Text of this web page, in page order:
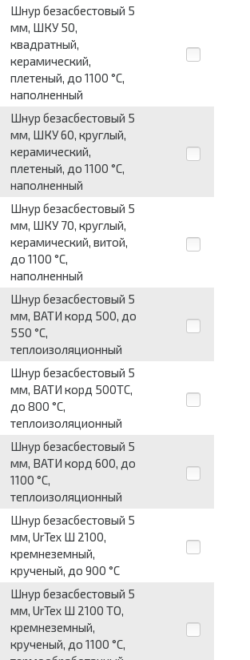
Шнур безасбестовый 5
мм, ШКУ 50,
квадратный,
керамический,
плетеный, до 1100 °С,
наполненный
Шнур безасбестовый 5
мм, ШКУ 60, круглый,
керамический,
плетеный, до 1100 °С,
наполненный
Шнур безасбестовый 5
мм, ШКУ 70, круглый,
керамический, витой,
до 1100 °С,
наполненный
Шнур безасбестовый 5
мм, ВАТИ корд 500, до
550 °С,
теплоизоляционный
Шнур безасбестовый 5
мм, ВАТИ корд 500ТС,
до 800 °С,
теплоизоляционный
Шнур безасбестовый 5
мм, ВАТИ корд 600, до
1100 °С,
теплоизоляционный
Шнур безасбестовый 5
мм, UrTex Ш 2100,
кремнеземный,
крученый, до 900 °С
Шнур безасбестовый 5
мм, UrTex Ш 2100 ТО,
кремнеземный,
крученый, до 1100 °С,